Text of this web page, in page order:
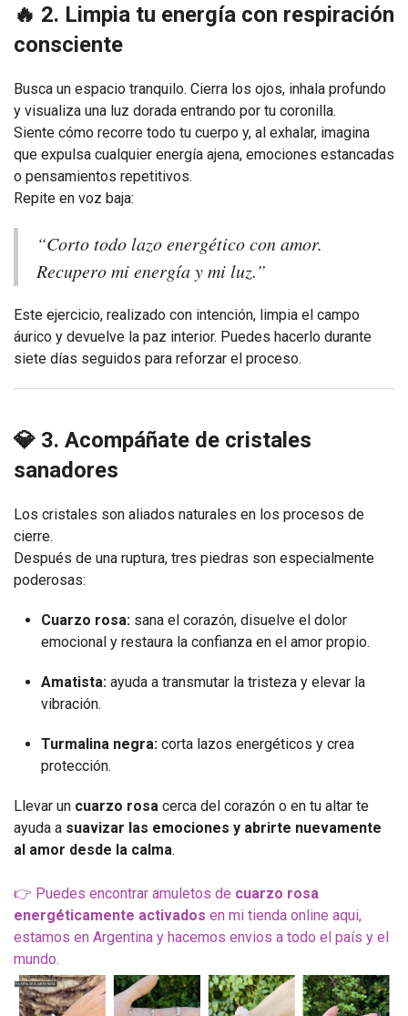
🔥 2. Limpia tu energía con respiración
consciente
Busca un espacio tranquilo. Cierra los ojos, inhala profundo
y visualiza una luz dorada entrando por tu coronilla.
Siente cómo recorre todo tu cuerpo y, al exhalar, imagina
que expulsa cualquier energía ajena, emociones estancadas
o pensamientos repetitivos.
Repite en voz baja:
“Corto todo lazo energético con amor.
Recupero mi energía y mi luz.”
Este ejercicio, realizado con intención, limpia el campo
áurico y devuelve la paz interior. Puedes hacerlo durante
siete días seguidos para reforzar el proceso.
💎 3. Acompáñate de cristales
sanadores
Los cristales son aliados naturales en los procesos de
cierre.
Después de una ruptura, tres piedras son especialmente
poderosas:
Cuarzo rosa: sana el corazón, disuelve el dolor
emocional y restaura la confianza en el amor propio.
Amatista: ayuda a transmutar la tristeza y elevar la
vibración.
Turmalina negra: corta lazos energéticos y crea
protección.
Llevar un cuarzo rosa cerca del corazón o en tu altar te
ayuda a suavizar las emociones y abrirte nuevamente
al amor desde la calma.
👉 Puedes encontrar amuletos de cuarzo rosa
energéticamente activados en mi tienda online aqui,
estamos en Argentina y hacemos envios a todo el país y el
mundo.